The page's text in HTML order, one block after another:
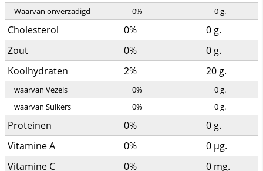
Waarvan onverzadigd
0% 0g.
Cholesterol 0% 0 g.
Zout
0% 0 g.
Koolhydraten
2% 20 g.
waarvan Vezels 0% 0g.
waarvan Suikers
0% 0g.
Proteinen 0% 0 g.
Vitamine A
0% 0 µg.
Vitamine C
0% 0 mg.